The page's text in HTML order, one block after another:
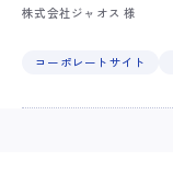
株式会社ジャオス 様
コーポレートサイト